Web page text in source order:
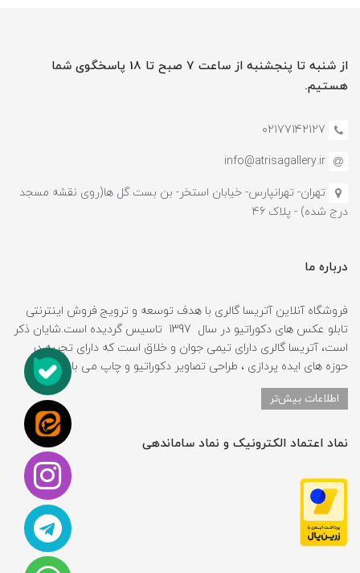
از شنبه تا پنجشنبه از ساعت 7 صبح تا 18 پاسخگوی شما
هستیم.
02177142127
info@atrisagallery.ir
تهران- تهرانپارس- خیابان استخر- بن بست گل ها(روی نقشه مسجد
درج شده) - پلاک 46
درباره ما
فروشگاه آنلاین آتریسا گالری با هدف توسعه و ترویج فروش اینترنتی
تابلو عکس های دکوراتیو در سال 1397 تاسیس گردیده است.شایان ذکر
است، آتریسا گالری دارای تیمی جوان و خلاق است که دارای تجربه در
حوزه های ایده پردازی ، طراحی تصاویر دکوراتیو و چاپ می باشد.
اطلاعات بیش‌تر
نماد اعتماد الکترونیک و نماد ساماندهی